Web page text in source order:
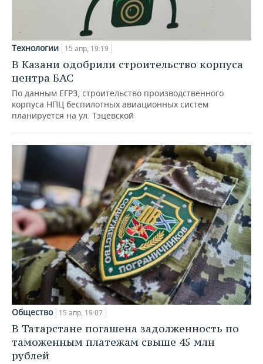
Технологии 15 апр, 19:19
В Казани одобрили строительство корпуса
центра БАС
По данным ЕГРЗ, строительство производственного
корпуса НПЦ беспилотных авиационных систем
планируется на ул. Тэцевской
Общество 15 апр, 19:07
В Татарстане погашена задолженность по
таможенным платежам свыше 45 млн
рублей